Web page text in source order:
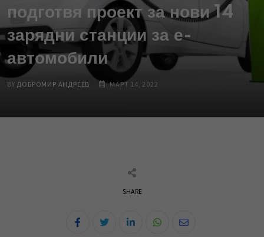
подготвя проект за нови 14
зарядни станции за е-
автомобили
BY ДОБРОМИР АНДРЕЕВ МАРТ 14, 2022
SHARE
W